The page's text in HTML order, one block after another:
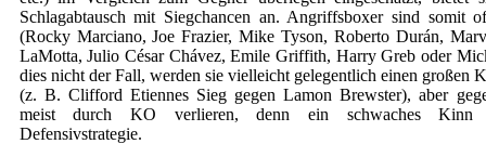
Schlagabtausch mit Siegchancen an. Angriffsboxer sind somit
(Rocky Marciano, Joe Frazier, Mike Tyson, Roberto Durán,
LaMotta, Julio César Chávez, Emile Griffith, Harry Greb oder
dies nicht der Fall, werden sie vielleicht gelegentlich einen großen
(z. B. Clifford Etiennes Sieg gegen Lamon Brewster), aber
meist durch KO verlieren, denn ein schwaches Kinn
Defensivstrategie.